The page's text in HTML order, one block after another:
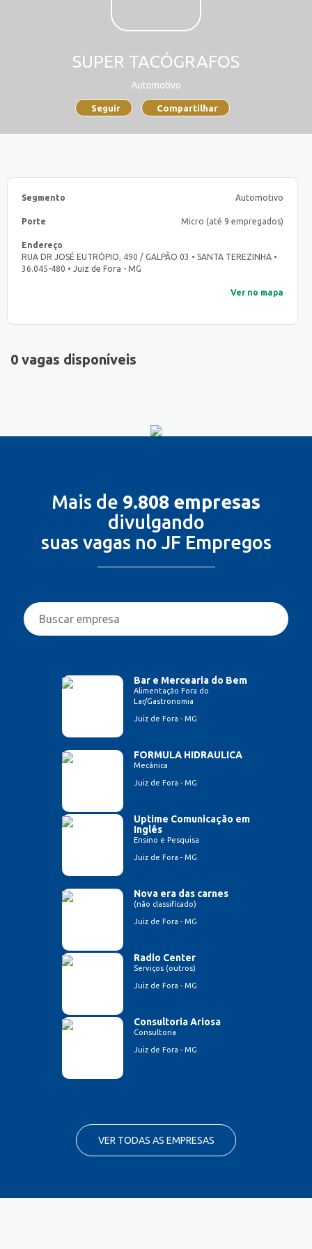
SUPER TACÓGRAFOS
Automotivo
Seguir Compartilhar
Segmento Automotivo
Porte Micro (até 9 empregados)
Endereço
RUA DR JOSÉ EUTRÓPIO, 490 / GALPÃO 03 • SANTA TEREZINHA •
36.045-480 • Juiz de Fora - MG
Ver no mapa
0 vagas disponíveis
Mais de 9.808 empresas
divulgando
suas vagas no JF Empregos
Bar e Mercearia do Bem
Alimentação Fora do
Lar/Gastronomia
Juiz de Fora - MG
FORMULA HIDRAULICA
Mecânica
Juiz de Fora - MG
Uptime Comunicação em
Inglês
Ensino e Pesquisa
Juiz de Fora - MG
Nova era das carnes
(não classificado)
Juiz de Fora - MG
Radio Center
Serviços (outros)
Juiz de Fora - MG
Consultoria Ariosa
Consultoria
Juiz de Fora - MG
VER TODAS AS EMPRESAS